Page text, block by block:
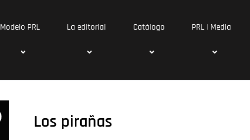
Modelo PRL La editorial Catálogo PRL | Media
Los pirañas